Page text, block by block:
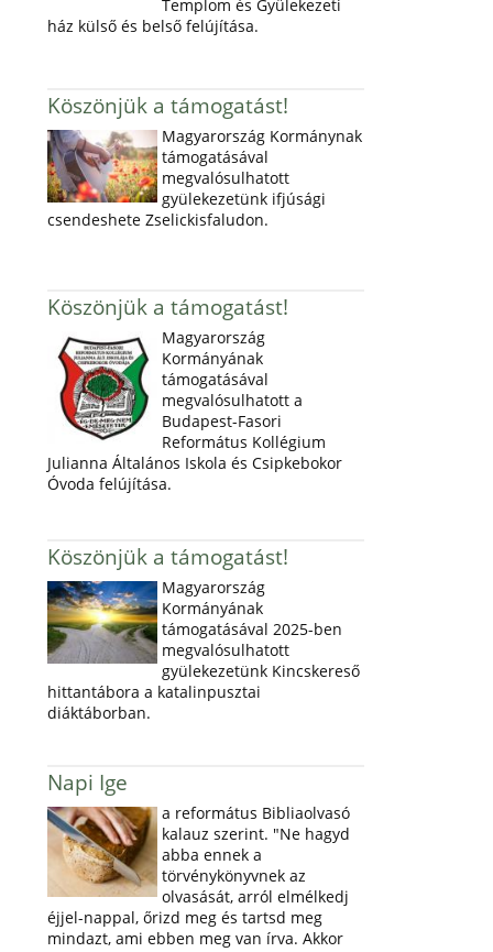
Templom és Gyülekezeti
ház külső és belső felújítása.
Köszönjük a támogatást!
Magyarország Kormánynak
támogatásával
megvalósulhatott
gyülekezetünk ifjúsági
csendeshete Zselickisfaludon.
Köszönjük a támogatást!
Magyarország
Kormányának
támogatásával
megvalósulhatott a
Budapest-Fasori
Református Kollégium
Julianna Általános Iskola és Csipkebokor
Óvoda felújítása.
Köszönjük a támogatást!
Magyarország
Kormányának
támogatásával 2025-ben
megvalósulhatott
gyülekezetünk Kincskereső
hittantábora a katalinpusztai
diáktáborban.
Napi Ige
a református Bibliaolvasó
kalauz szerint. "Ne hagyd
abba ennek a
törvénykönyvnek az
olvasását, arról elmélkedj
éjjel-nappal, őrizd meg és tartsd meg
mindazt, ami ebben meg van írva. Akkor